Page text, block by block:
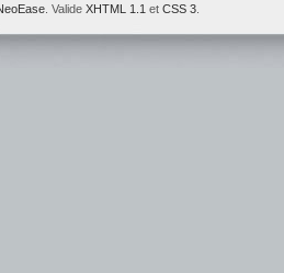
. Valide XHTML 1.1 et CSS 3